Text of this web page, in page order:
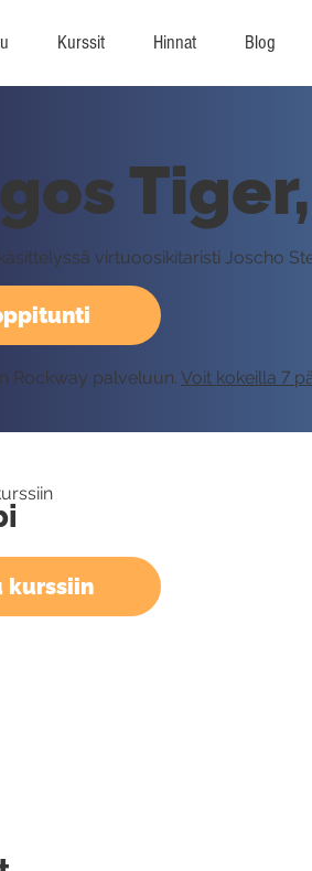
Kurssit Hinnat Blog
virtuoosikitaristi Joscho
Rockway palveluun. Voit kokeilla 7
kurssiin